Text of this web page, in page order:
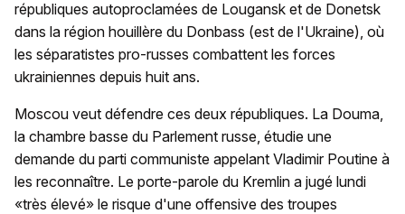
républiques autoproclamées de Lougansk et de Donetsk
dans la région houillère du Donbass (est de l'Ukraine), où
les séparatistes pro-russes combattent les forces
ukrainiennes depuis huit ans.
Moscou veut défendre ces deux républiques. La Douma,
la chambre basse du Parlement russe, étudie une
demande du parti communiste appelant Vladimir Poutine à
les reconnaître. Le porte-parole du Kremlin a jugé lundi
«très élevé» le risque d'une offensive des troupes